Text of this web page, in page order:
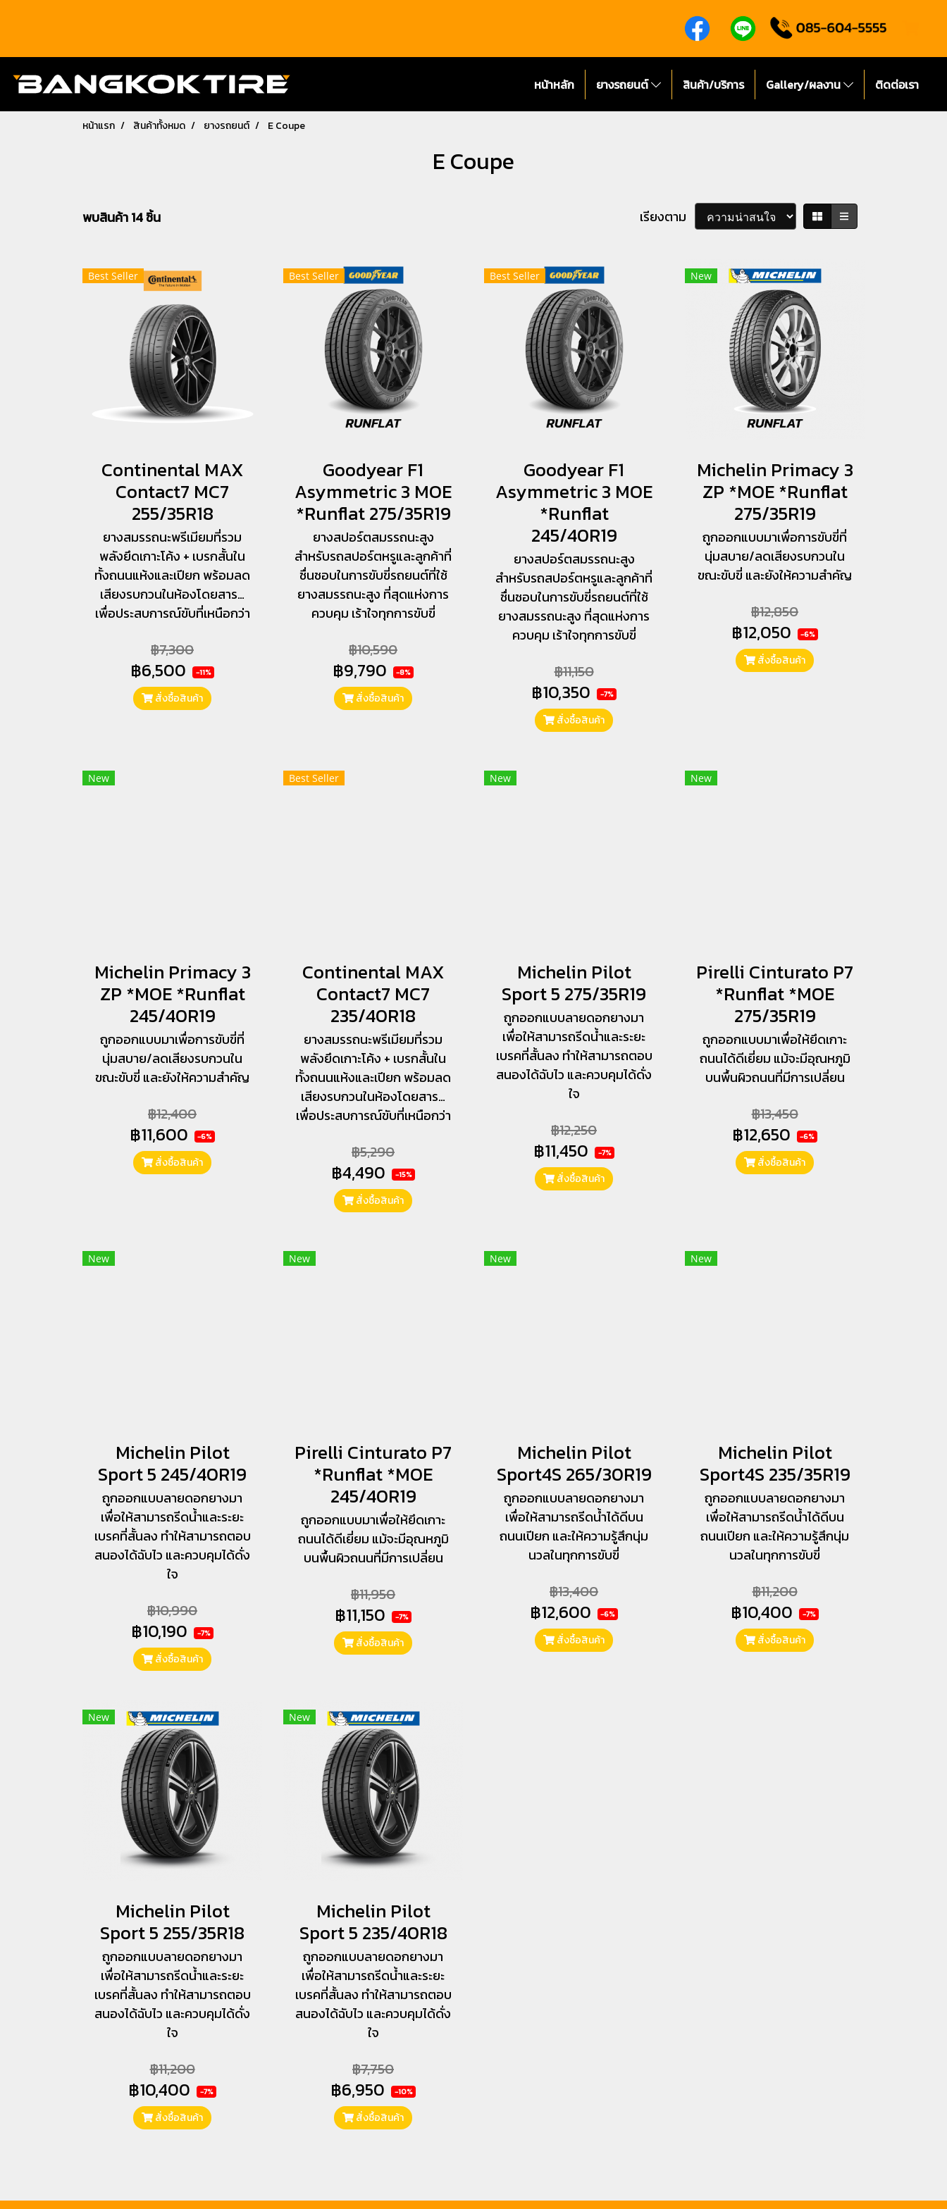
หน้าหลัก ยางรถยนต์ สินค้า/บริการ Gallery/ผลงาน ติดต่อเรา
หน้าแรก สินค้าทั้งหมด ยางรถยนต์ E Coupe
E Coupe
พบสินค้า 14 ชิ้น เรียงตาม
Best Seller
Continental MAX
Contact7 MC7
255/35R18
ยางสมรรถนะพรีเมียมที่รวม
พลังยึดเกาะโค้ง + เบรกสั้นใน
ทั้งถนนแห้งและเปียก พร้อมลด
เสียงรบกวนในห้องโดยสาร…
เพื่อประสบการณ์ขับที่เหนือกว่า
฿7,300
฿6,500 -11%
สั่งซื้อสินค้า
Best Seller
Goodyear F1
Asymmetric 3 MOE
*Runflat 275/35R19
ยางสปอร์ตสมรรถนะสูง
สำหรับรถสปอร์ตหรูและลูกค้าที่
ชื่นชอบในการขับขี่รถยนต์ที่ใช้
ยางสมรรถนะสูง ที่สุดแห่งการ
ควบคุม เร้าใจทุกการขับขี่
฿10,590
฿9,790 -8%
สั่งซื้อสินค้า
Best Seller
Goodyear F1
Asymmetric 3 MOE
*Runflat
245/40R19
ยางสปอร์ตสมรรถนะสูง
สำหรับรถสปอร์ตหรูและลูกค้าที่
ชื่นชอบในการขับขี่รถยนต์ที่ใช้
ยางสมรรถนะสูง ที่สุดแห่งการ
ควบคุม เร้าใจทุกการขับขี่
฿11,150
฿10,350 -7%
สั่งซื้อสินค้า
New
Michelin Primacy 3
ZP *MOE *Runflat
275/35R19
ถูกออกแบบมาเพื่อการขับขี่ที่
นุ่มสบาย/ลดเสียงรบกวนใน
ขณะขับขี่ และยังให้ความสำคัญ
฿12,850
฿12,050 -6%
สั่งซื้อสินค้า
New
Michelin Primacy 3
ZP *MOE *Runflat
245/40R19
ถูกออกแบบมาเพื่อการขับขี่ที่
นุ่มสบาย/ลดเสียงรบกวนใน
ขณะขับขี่ และยังให้ความสำคัญ
฿12,400
฿11,600 -6%
สั่งซื้อสินค้า
Best Seller
Continental MAX
Contact7 MC7
235/40R18
ยางสมรรถนะพรีเมียมที่รวม
พลังยึดเกาะโค้ง + เบรกสั้นใน
ทั้งถนนแห้งและเปียก พร้อมลด
เสียงรบกวนในห้องโดยสาร…
เพื่อประสบการณ์ขับที่เหนือกว่า
฿5,290
฿4,490 -15%
สั่งซื้อสินค้า
New
Michelin Pilot
Sport 5 275/35R19
ถูกออกแบบลายดอกยางมา
เพื่อให้สามารถรีดน้ำและระยะ
เบรคที่สั้นลง ทำให้สามารถตอบ
สนองได้ฉับไว และควบคุมได้ดั่ง
ใจ
฿12,250
฿11,450 -7%
สั่งซื้อสินค้า
New
Pirelli Cinturato P7
*Runflat *MOE
275/35R19
ถูกออกแบบมาเพื่อให้ยึดเกาะ
ถนนได้ดีเยี่ยม แม้จะมีอุณหภูมิ
บนพื้นผิวถนนที่มีการเปลี่ยน
฿13,450
฿12,650 -6%
สั่งซื้อสินค้า
New
Michelin Pilot
Sport 5 245/40R19
ถูกออกแบบลายดอกยางมา
เพื่อให้สามารถรีดน้ำและระยะ
เบรคที่สั้นลง ทำให้สามารถตอบ
สนองได้ฉับไว และควบคุมได้ดั่ง
ใจ
฿10,990
฿10,190 -7%
สั่งซื้อสินค้า
New
Pirelli Cinturato P7
*Runflat *MOE
245/40R19
ถูกออกแบบมาเพื่อให้ยึดเกาะ
ถนนได้ดีเยี่ยม แม้จะมีอุณหภูมิ
บนพื้นผิวถนนที่มีการเปลี่ยน
฿11,950
฿11,150 -7%
สั่งซื้อสินค้า
New
Michelin Pilot
Sport4S 265/30R19
ถูกออกแบบลายดอกยางมา
เพื่อให้สามารถรีดน้ำได้ดีบน
ถนนเปียก และให้ความรู้สึกนุ่ม
นวลในทุกการขับขี่
฿13,400
฿12,600 -6%
สั่งซื้อสินค้า
New
Michelin Pilot
Sport4S 235/35R19
ถูกออกแบบลายดอกยางมา
เพื่อให้สามารถรีดน้ำได้ดีบน
ถนนเปียก และให้ความรู้สึกนุ่ม
นวลในทุกการขับขี่
฿11,200
฿10,400 -7%
สั่งซื้อสินค้า
New
Michelin Pilot
Sport 5 255/35R18
ถูกออกแบบลายดอกยางมา
เพื่อให้สามารถรีดน้ำและระยะ
เบรคที่สั้นลง ทำให้สามารถตอบ
สนองได้ฉับไว และควบคุมได้ดั่ง
ใจ
฿11,200
฿10,400 -7%
สั่งซื้อสินค้า
New
Michelin Pilot
Sport 5 235/40R18
ถูกออกแบบลายดอกยางมา
เพื่อให้สามารถรีดน้ำและระยะ
เบรคที่สั้นลง ทำให้สามารถตอบ
สนองได้ฉับไว และควบคุมได้ดั่ง
ใจ
฿7,750
฿6,950 -10%
สั่งซื้อสินค้า